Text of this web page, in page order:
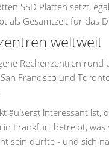
SSD Platten setzt,
als Gesamtzeit für das
weltweit
Rechenzentren
Francisco und
äußerst interessant ist,
in Frankfurt betreibt,
sein dürfte - und sich